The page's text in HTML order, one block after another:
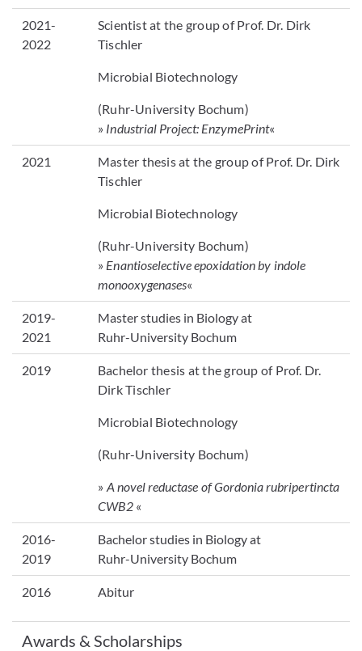
2021-
2022
Scientist at the group of Prof. Dr. Dirk
Tischler
Microbial Biotechnology
(Ruhr-University Bochum)
» Industrial Project: EnzymePrint«
2021
Master thesis at the group of Prof. Dr. Dirk
Tischler
Microbial Biotechnology
(Ruhr-University Bochum)
» Enantioselective epoxidation by indole
monooxygenases«
2019-
2021
Master studies in Biology at
Ruhr-University Bochum
2019
Bachelor thesis at the group of Prof. Dr.
Dirk Tischler
Microbial Biotechnology
(Ruhr-University Bochum)
» A novel reductase of Gordonia rubripertincta
CWB2 «
2016-
2019
Bachelor studies in Biology at
Ruhr-University Bochum
2016 Abitur
Awards & Scholarships